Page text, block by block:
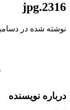
2316.jpg
نوشته شده در دسامبر 24,
درباره نویسنده